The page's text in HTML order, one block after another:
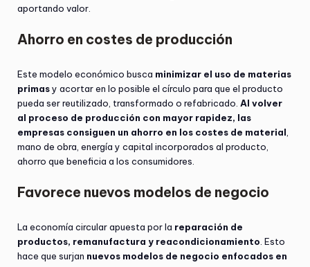
aportando valor.
Ahorro en costes de producción
Este modelo económico busca minimizar el uso de materias
primasy acortar en lo posible el círculo para que el producto
pueda ser reutilizado, transformado o refabricado. Al volver
al proceso de producción con mayor rapidez, las
empresas consiguen un ahorro en los costes de material
mano de obra, energía y capital incorporados al producto,
ahorro que beneficia a los consumidores.
Favorece nuevos modelos de negocio
La economía circular apuesta por la reparación de
productos, remanufactura y reacondicionamiento . Esto
hace que surjan nuevos modelos de negocio enfocados en